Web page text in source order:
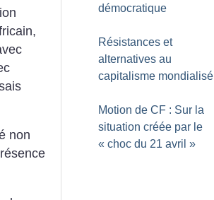
non
démocratique
Résistances et
alternatives au
capitalisme mondialisé
Motion de CF : Sur la
situation créée par le
« choc du 21 avril »